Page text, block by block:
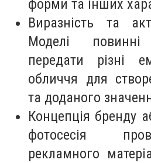
форми та інших
Виразність та
Моделі
передати різні
обличчя для
та доданого
Концепція бренду
фотосесія
рекламного